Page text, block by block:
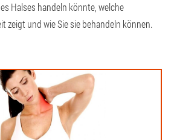
Halses handeln könnte, welche
zeigt und wie Sie sie behandeln können.